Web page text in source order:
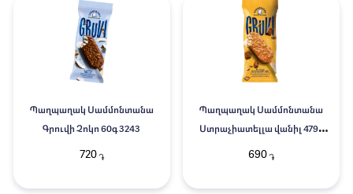
Պաղպաղակ Սամմոնտանա
Գրուվի Չոկո 60գ 3243
720֏
Պաղպաղակ Սամմոնտանա
Ստրաչիատելլա վանիլ 4796
60գ
690 ֏